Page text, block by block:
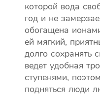
которой вода
год и не
обогащена
ей мягкий,
долго сохранять
ведет удобная
ступенями,
подняться люди